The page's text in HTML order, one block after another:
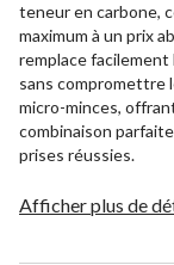
teneur en carbone,
maximum à un prix
remplace
sans compromettre
micro-minces,
combinaison
prises réussies.
Afficher plus de